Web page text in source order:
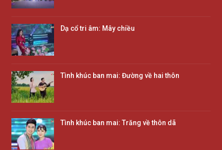
Dạ cổ tri âm: Mây chiều
Tình khúc ban mai: Đường về hai thôn
Tình khúc ban mai: Trăng về thôn dã